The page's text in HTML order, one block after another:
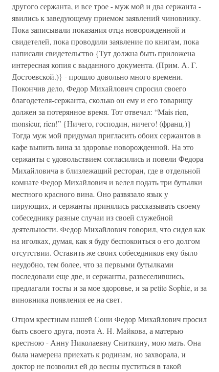
другого сержанта, и все трое - муж мой и два сержанта -
явились к заведующему приемом заявлений чиновнику.
Пока записывали показания отца новорожденной и
свидетелей, пока проводили заявление по книгам, пока
написали свидетельство {Тут должна быть приложена
интересная копия с выданного документа. (Прим. А. Г.
Достоевской.)} - прошло довольно много времени.
Покончив дело, Федор Михайлович спросил своего
благодетеля-сержанта, сколько он ему и его товарищу
должен за потерянное время. Тот отвечал: “Mais rien,
monsieur, rien!” {Ничего, господин, ничего! (франц.)}
Тогда муж мой придумал пригласить обоих сержантов в
кафе выпить вина за здоровье новорожденной. На это
сержанты с удовольствием согласились и повели Федора
Михайловича в близлежащий ресторан, где в отдельной
комнате Федор Михайлович и велел подать три бутылки
местного красного вина. Оно развязало язык у
пирующих, и сержанты принялись рассказывать своему
собеседнику разные случаи из своей служебной
деятельности. Федор Михайлович говорил, что сидел как
на иголках, думая, как я буду беспокоиться о его долгом
отсутствии. Оставить же своих собеседников ему было
неудобно, тем более, что за первыми бутылками
последовали еще две, и сержанты, развеселившись,
предлагали тосты и за мое здоровье, и за petite Sophie, и за
виновника появления ее на свет.
Отцом крестным нашей Сони Федор Михайлович просил
быть своего друга, поэта А. Н. Майкова, а матерью
крестною - Анну Николаевну Сниткину, мою мать. Она
была намерена приехать к родинам, но захворала, и
доктор не позволил ей до весны пуститься в такой